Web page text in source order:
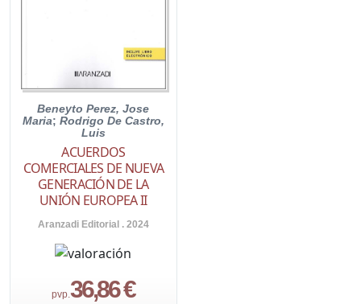
Beneyto Perez, Jose
Maria; Rodrigo De Castro,
Luis
ACUERDOS
COMERCIALES DE NUEVA
GENERACIÓN DE LA
UNIÓN EUROPEA II
Aranzadi Editorial . 2024
pvp.36,86 €